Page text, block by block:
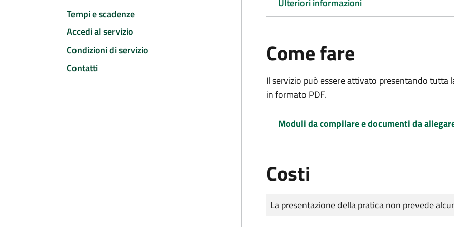
Tempi e scadenze
Accedi al servizio
Condizioni di servizio
Contatti
Ulteriori informazioni
Come fare
Il servizio può essere attivato presentando
in formato PDF.
Moduli da compilare e documenti da
Costi
Tipo di pagamento
Importo
La presentazione della pratica non prevede